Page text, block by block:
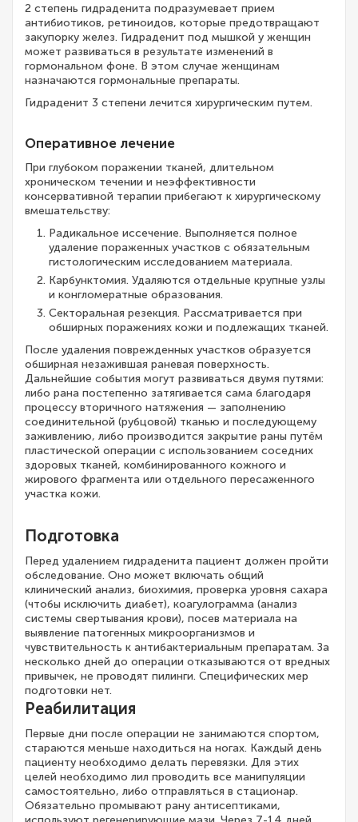
2 степень гидраденита подразумевает прием
антибиотиков, ретиноидов, которые предотвращают
закупорку желез. Гидраденит под мышкой у женщин
может развиваться в результате изменений в
гормональном фоне. В этом случае женщинам
назначаются гормональные препараты.
Гидраденит 3 степени лечится хирургическим путем.
Оперативное лечение
При глубоком поражении тканей, длительном
хроническом течении и неэффективности
консервативной терапии прибегают к хирургическому
вмешательству:
Радикальное иссечение. Выполняется полное
удаление пораженных участков с обязательным
гистологическим исследованием материала.
Карбунктомия. Удаляются отдельные крупные узлы
и конгломератные образования.
Секторальная резекция. Рассматривается при
обширных поражениях кожи и подлежащих тканей.
После удаления поврежденных участков образуется
обширная незажившая раневая поверхность.
Дальнейшие события могут развиваться двумя путями:
либо рана постепенно затягивается сама благодаря
процессу вторичного натяжения — заполнению
соединительной (рубцовой) тканью и последующему
заживлению, либо производится закрытие раны путём
пластической операции с использованием соседних
здоровых тканей, комбинированного кожного и
жирового фрагмента или отдельного пересаженного
участка кожи.
Подготовка
Перед удалением гидраденита пациент должен пройти
обследование. Оно может включать общий
клинический анализ, биохимия, проверка уровня сахара
(чтобы исключить диабет), коагулограмма (анализ
системы свертывания крови), посев материала на
выявление патогенных микроорганизмов и
чувствительность к антибактериальным препаратам. За
несколько дней до операции отказываются от вредных
привычек, не проводят пилинги. Специфических мер
подготовки нет.
Реабилитация
Первые дни после операции не занимаются спортом,
стараются меньше находиться на ногах. Каждый день
пациенту необходимо делать перевязки. Для этих
целей необходимо лил проводить все манипуляции
самостоятельно, либо отправляться в стационар.
Обязательно промывают рану антисептиками,